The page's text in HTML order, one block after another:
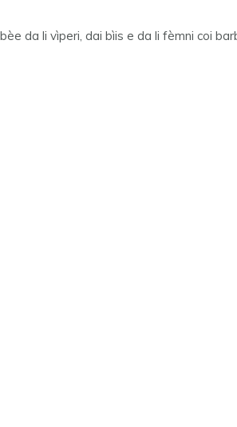
da li vìperi, dai bìis e da li fèmni coi